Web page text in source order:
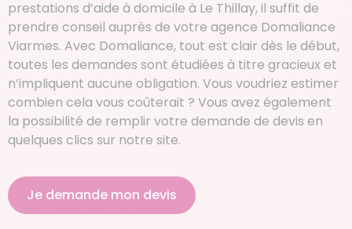
prestations d’aide à domicile à Le Thillay, il suffit de
prendre conseil auprès de votre agence Domaliance
Viarmes. Avec Domaliance, tout est clair dès le début,
toutes les demandes sont étudiées à titre gracieux et
n’impliquent aucune obligation. Vous voudriez estimer
combien cela vous coûterait ? Vous avez également
la possibilité de remplir votre demande de devis en
quelques clics sur notre site.
Je demande mon devis